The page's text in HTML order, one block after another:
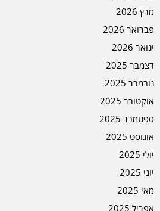
מרץ 2026
פברואר 2026
ינואר 2026
דצמבר 2025
נובמבר 2025
אוקטובר 2025
ספטמבר 2025
אוגוסט 2025
יולי 2025
יוני 2025
מאי 2025
אפריל 2025